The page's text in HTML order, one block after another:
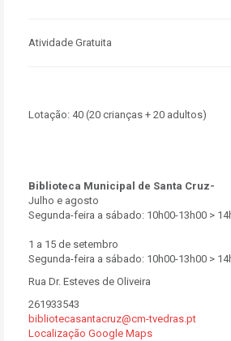
Atividade Gratuita
Lotação: 40 (20 crianças + 20 adultos)
Biblioteca Municipal de Santa Cruz-
Julho e agosto
Segunda-feira a sábado: 10h00-13h00 >
1 a 15 de setembro
Segunda-feira a sábado: 10h00-13h00 >
Rua Dr. Esteves de Oliveira
261933543
bibliotecasantacruz@cm-tvedras.pt
Localização Google Maps